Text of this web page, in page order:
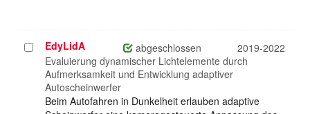
Projekt
auswählen
EdyLidA abgeschlossen
2019-2022
Evaluierung dynamischer Lichtelemente durch
Aufmerksamkeit und Entwicklung adaptiver
Autoscheinwerfer
Beim Autofahren in Dunkelheit erlauben adaptive